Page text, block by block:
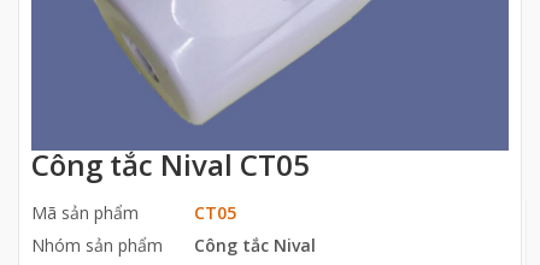
Công tắc Nival CT05
Mã sản phẩm
CT05
Nhóm sản phẩm
Công tắc Nival